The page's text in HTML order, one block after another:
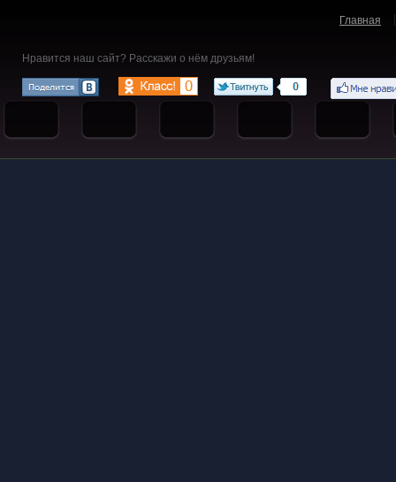
Главная
Нравится наш сайт? Расскажи о нём друзьям!